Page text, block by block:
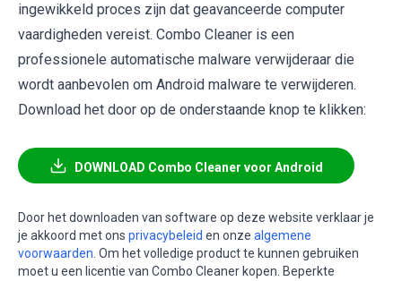
ingewikkeld proces zijn dat geavanceerde computer
vaardigheden vereist. Combo Cleaner is een
professionele automatische malware verwijderaar die
wordt aanbevolen om Android malware te verwijderen.
Download het door op de onderstaande knop te klikken:
DOWNLOAD Combo Cleaner voor Android
Door het downloaden van software op deze website verklaar je
je akkoord met ons privacybeleid en onze algemene
voorwaarden. Om het volledige product te kunnen gebruiken
moet u een licentie van Combo Cleaner kopen. Beperkte